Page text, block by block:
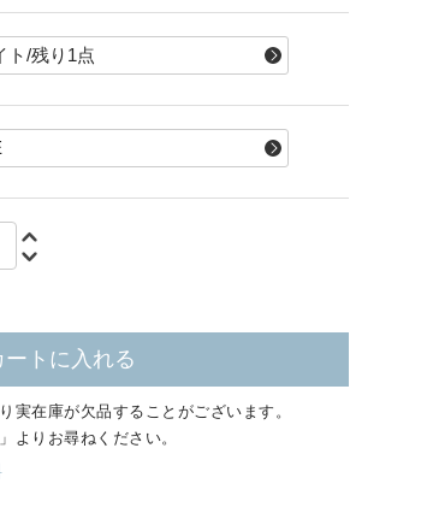
ートに入れる
実在庫が欠品することがございます。
よりお尋ねください。